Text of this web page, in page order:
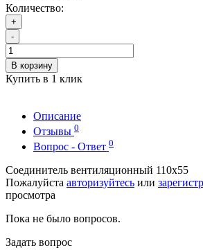
Количество:
+
-
В корзину
Купить в 1 клик
Описание
Отзывы 0
Вопрос - Ответ 0
Соединитель вентиляционный 110х55
Пожалуйста авторизуйтесь или
просмотра
Пока не было вопросов.
Задать вопрос